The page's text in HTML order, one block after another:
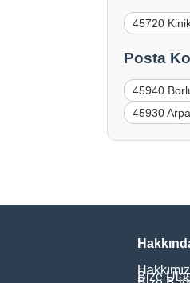
45720
Posta
45940
45930
Bize